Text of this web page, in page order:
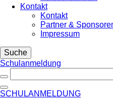
Kontakt
Kontakt
Partner &
Impressum
Suche
Schulanmeldung
SCHULANMELDUNG